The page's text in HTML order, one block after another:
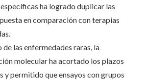
ha logrado duplicar las
en comparación con terapias
de las enfermedades raras, la
molecular ha acortado los plazos
y permitido que ensayos con grupos